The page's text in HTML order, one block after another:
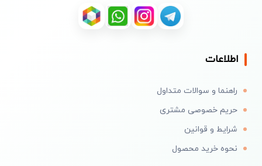
اطلاعات
راهنما و سوالات متداول
حریم خصوصی مشتری
شرایط و قوانین
نحوه خرید محصول